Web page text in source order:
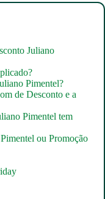
Juliano
Pimentel?
de Desconto e a
Pimentel tem
ou Promoção